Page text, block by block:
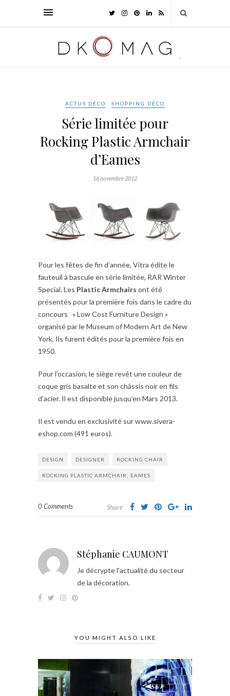
ACTUS DÉCO SHOPPING DÉCO
Série limitée pour
Rocking Plastic Armchair
d’Eames
16 novembre 2012
Pour les fêtes de fin d’année, Vitra édite le
fauteuil à bascule en série limitée, RAR Winter
Special. Les Plastic Armchairs ont été
présentés pour la première fois dans le cadre du
concours « Low Cost Furniture Design »
organisé par le Museum of Modern Art de New
York. Ils furent édités pour la première fois en
1950.
Pour l’occasion, le siège revêt une couleur de
coque gris basalte et son châssis noir en fils
d’acier. Il est disponible jusqu’en Mars 2013.
Il est vendu en exclusivité sur www.sivera-
eshop.com (491 euros).
DESIGN DESIGNER ROCKING CHAIR
ROCKING PLASTIC ARMCHAIR; EAMES
0 Comments Share
Stéphanie CAUMONT
Je décrypte l'actualité du secteur
de la décoration.
YOU MIGHT ALSO LIKE